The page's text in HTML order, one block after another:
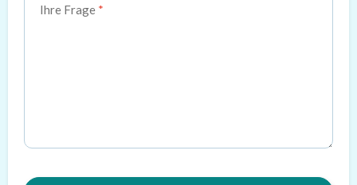
Ihre Frage